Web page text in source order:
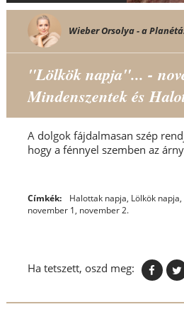
Wieber Orsolya - a
"Lölkök napja"... -
Mindenszentek és
A dolgok fájdalmasan szép
hogy a fénnyel szemben az
Címkék: Halottak napja, Lölkök napja,
november 1, november 2.
Ha tetszett, oszd meg: